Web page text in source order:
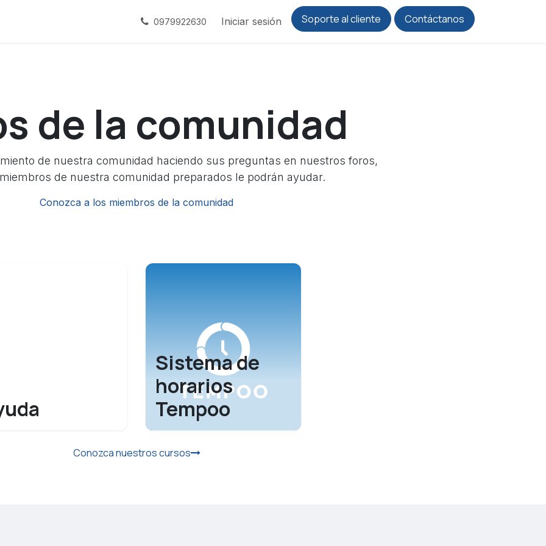
0979922630 Iniciar sesión Soporte al cliente Contáctanos
de la comunidad
de nuestra comunidad haciendo sus preguntas en nuestros foros,
de nuestra comunidad preparados le podrán ayudar.
Conozca a los miembros de la comunidad
Sistema de
horarios
Tempoo
Conozca nuestros cursos